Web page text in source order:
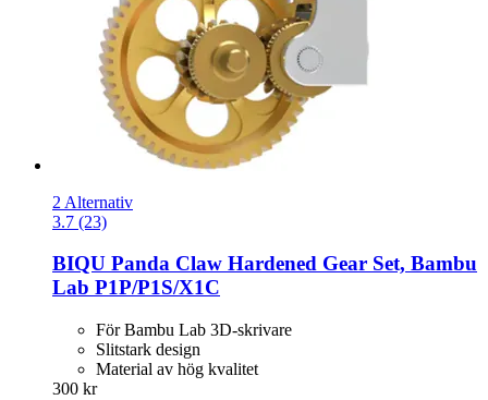
2 Alternativ
3.7 (23)
BIQU Panda Claw Hardened Gear Set, Bambu
Lab P1P/P1S/X1C
För Bambu Lab 3D-skrivare
Slitstark design
Material av hög kvalitet
300 kr